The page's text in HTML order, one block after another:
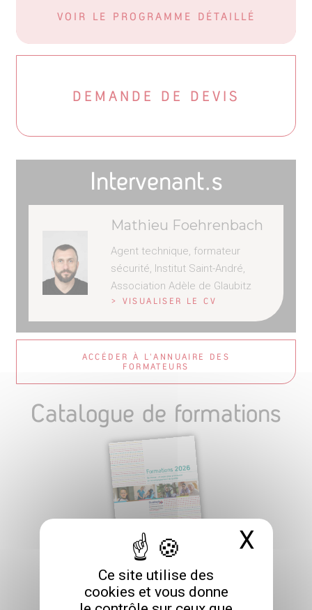
Ce site utilise des
cookies et vous donne
X
VOIR LE PROGRAMME DÉTAILLÉ
DEMANDE DE DEVIS
Intervenant.s
Mathieu Foehrenbach
Agent technique, formateur
sécurité, Institut Saint-André,
Association Adèle de Glaubitz
> VISUALISER LE CV
ACCÉDER À L'ANNUAIRE DES
FORMATEURS
Catalogue de formations
CATALOGUE 2026